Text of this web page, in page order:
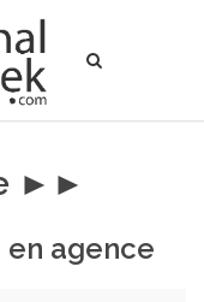
►►
en agence